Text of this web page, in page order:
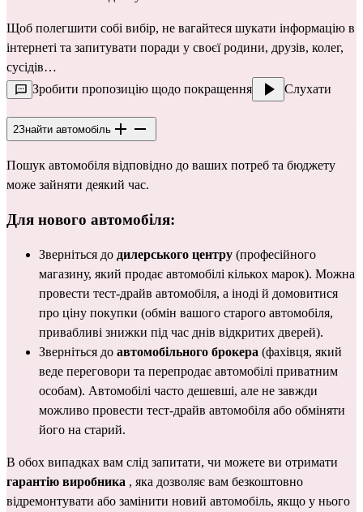
Щоб полегшити собі вибір, не вагайтеся шукати інформацію в
інтернеті та запитувати поради у своєї родини, друзів, колег,
сусідів…
Зробити пропозицію щодо покращення
Слухати
2Знайти автомобіль
Пошук автомобіля відповідно до ваших потреб та бюджету
може зайняти деякий час.
Для нового автомобіля:
Зверніться до дилерського центру (професійного
магазину, який продає автомобілі кількох марок). Можна
провести тест-драйв автомобіля, а іноді й домовитися
про ціну покупки (обмін вашого старого автомобіля,
привабливі знижки під час днів відкритих дверей).
Зверніться до автомобільного брокера (фахівця, який
веде переговори та перепродає автомобілі приватним
особам). Автомобілі часто дешевші, але не завжди
можливо провести тест-драйв автомобіля або обміняти
його на старий.
гарантію виробника , яка дозволяє вам безкоштовно
відремонтувати або замінити новий автомобіль, якщо у нього